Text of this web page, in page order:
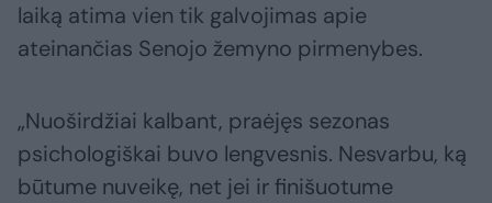
laiką atima vien tik galvojimas apie
ateinančias Senojo žemyno pirmenybes.
„Nuoširdžiai kalbant, praėjęs sezonas
psichologiškai buvo lengvesnis. Nesvarbu, ką
būtume nuveikę, net jei ir finišuotume